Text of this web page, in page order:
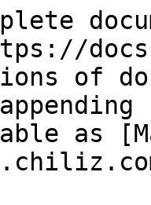
of
as